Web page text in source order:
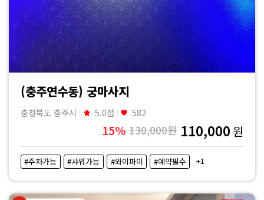
(충주연수동) 궁마사지
충청북도 충주시 5.0점 582
15% 130,000원 110,000 원
#주차가능 #샤워가능 #와이파이 #예약필수 +1